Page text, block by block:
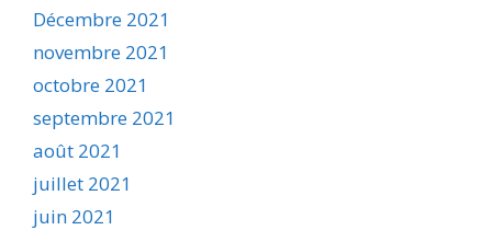
Décembre 2021
novembre 2021
octobre 2021
septembre 2021
août 2021
juillet 2021
juin 2021